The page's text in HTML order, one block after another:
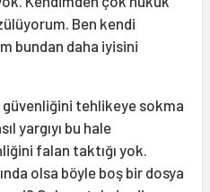
Ben kendi
bundan daha iyisini
tehlikeye sokma
yargıyı bu hale
falan taktığı yok.
olsa böyle boş bir dosya